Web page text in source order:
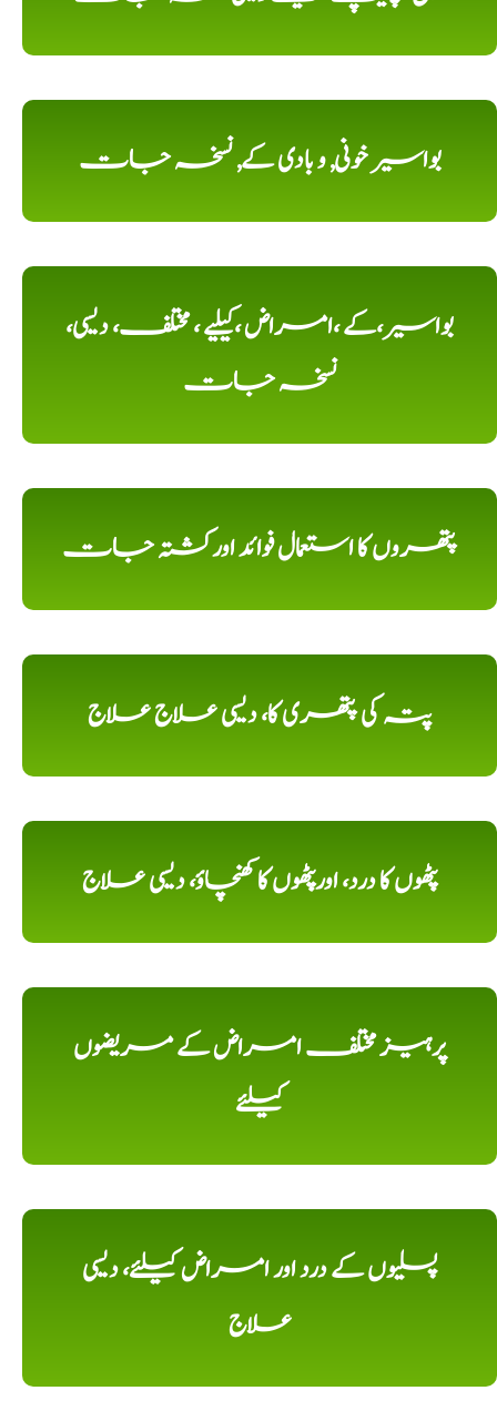
بواسیر خونی, و بادی کے, نسخہ جات
بواسیر،کے ،امراض ،کیلیے ، مختلف، دیسی،
نسخہ جات
پتھروں کا استعمال فوائد اورکشتہ جات
پتہ کی پتھری کا، دیسی علاج علاج
پٹھوں کا درد، اورپٹھوں کا کھنچاؤ، دیسی علاج
پرہیز مختلف امراض کے مریضوں
کیلئے
پسلیوں کے درد اور امراض کیلئے، دیسی
علاج